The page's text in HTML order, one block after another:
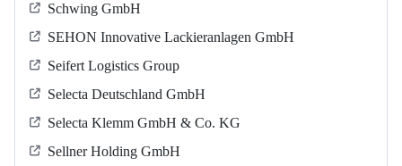
Schwing GmbH
SEHON Innovative Lackieranlagen GmbH
Seifert Logistics Group
Selecta Deutschland GmbH
Selecta Klemm GmbH & Co. KG
Sellner Holding GmbH